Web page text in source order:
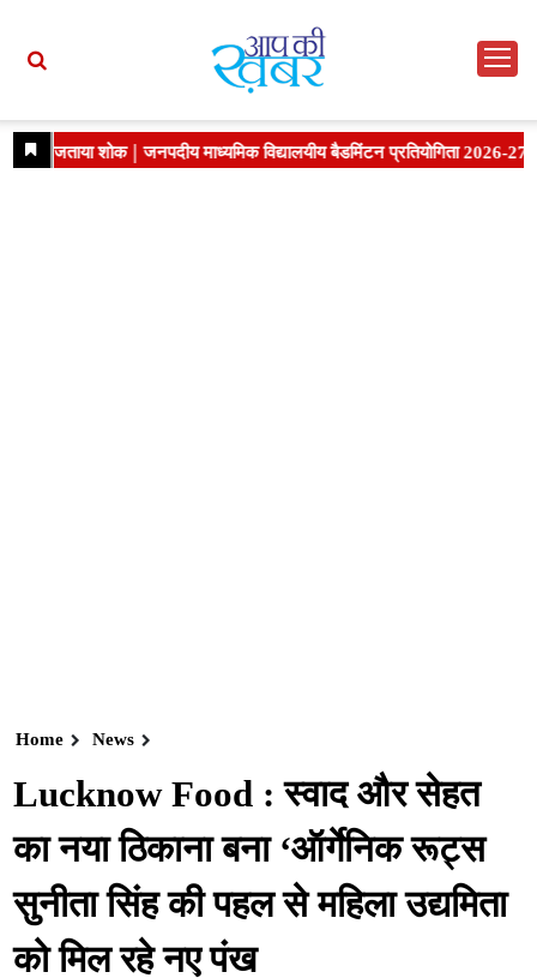
Home News
Lucknow Food : स्वाद और सेहत
का नया ठिकाना बना ‘ऑर्गेनिक रूट्स
सुनीता सिंह की पहल से महिला उद्यमिता
को मिल रहे नए पंख